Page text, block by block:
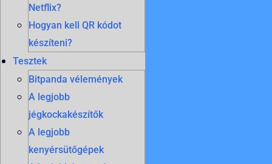
Netflix?
Hogyan kell QR kódot
készíteni?
Tesztek
Bitpanda vélemények
A legjobb
jégkockakészítők
A legjobb
kenyérsütőgépek